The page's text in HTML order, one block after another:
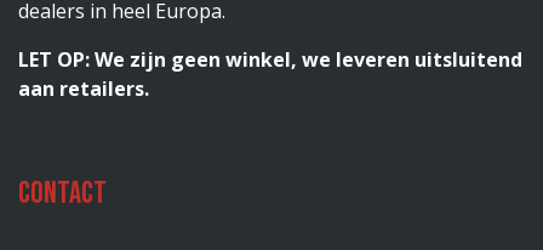
dealers in heel Europa.
LET OP: We zijn geen winkel, we leveren uitsluitend
aan retailers.
Contact